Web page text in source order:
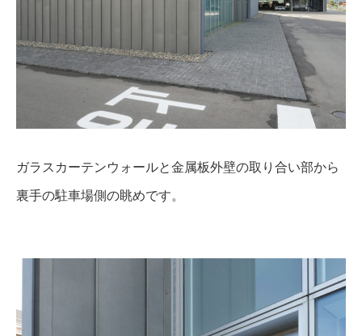
ガラスカーテンウォールと金属板外壁の取り合い部から
裏手の駐車場側の眺めです。